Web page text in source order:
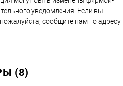
уведомления. Если вы
сообщите нам по адресу
(8)